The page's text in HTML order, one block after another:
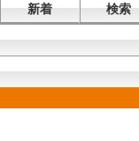
新着 検索